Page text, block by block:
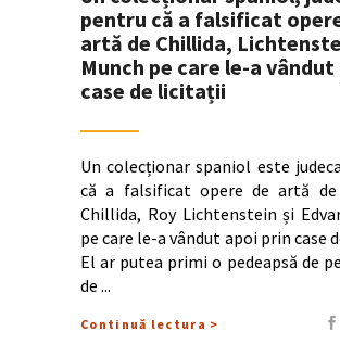
pentru că a falsificat
artă de Chillida,
Munch pe care le-a vândut
case de licitații
Un colecționar spaniol este
că a falsificat opere de artă de
Chillida, Roy Lichtenstein și
pe care le-a vândut apoi prin case
El ar putea primi o pedeapsă de
de
Continuă lectura >